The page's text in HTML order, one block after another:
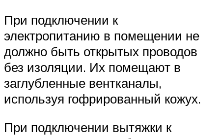
При подключении к
электропитанию в помещении не
должно быть открытых проводов
без изоляции. Их помещают в
заглубленные вентканалы,
используя гофрированный кожух.
При подключении вытяжки к